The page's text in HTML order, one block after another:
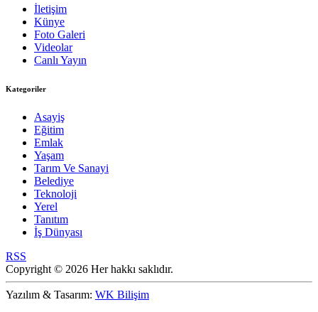
İletişim
Künye
Foto Galeri
Videolar
Canlı Yayın
Kategoriler
Asayiş
Eğitim
Emlak
Yaşam
Tarım Ve Sanayi
Belediye
Teknoloji
Yerel
Tanıtım
İş Dünyası
RSS
Copyright © 2026 Her hakkı saklıdır.
Yazılım & Tasarım: WK Bilişim